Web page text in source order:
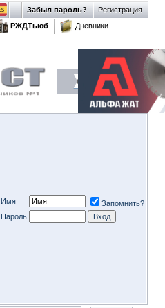
Регистрация
Забыл пароль?
РЖДТьюб
Дневники
Имя
Запомнить?
Пароль